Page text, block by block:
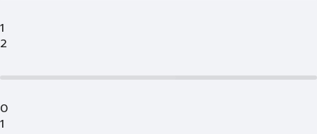
1
2
0
1